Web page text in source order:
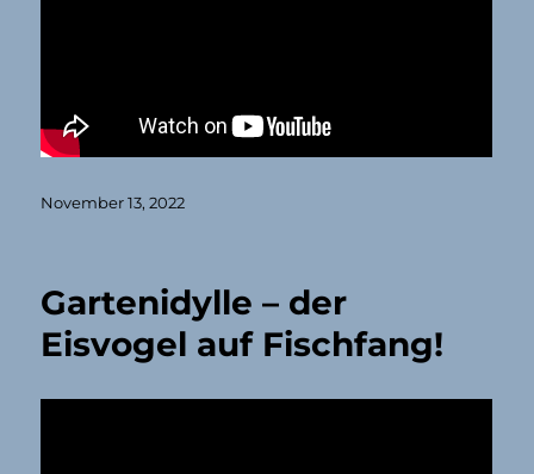
Veröffentlicht
November 13, 2022
Gartenidylle – der
Eisvogel auf Fischfang!